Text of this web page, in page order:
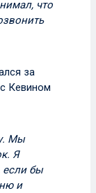
что
за
Кевином
Мы
Я
если бы
и